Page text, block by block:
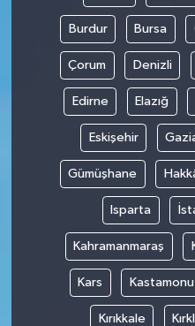
Burdur Bursa
Çorum Denizli
Edirne Elazığ
Eskişehir
Gümüşhane
Isparta
Kahramanmaraş
Kars Kastamonu
Kırıkkale